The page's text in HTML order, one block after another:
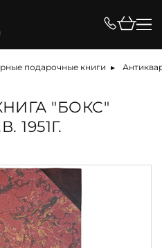
подарочные книги
"БОКС"
1951Г.